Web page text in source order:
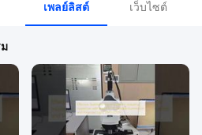
เพลย์ลิสต์ เว็บไซต์